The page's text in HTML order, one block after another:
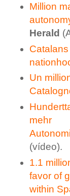
Million
Herald
Un
mehr
(vídeo).
1.1
favor of
within